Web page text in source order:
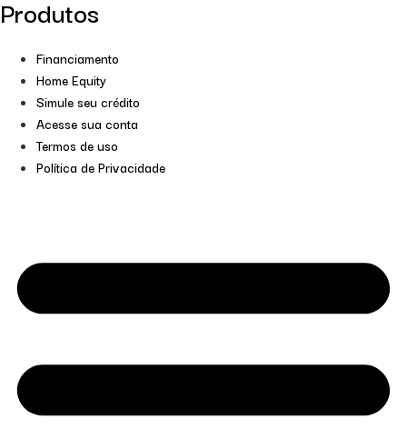
Produtos
Financiamento
Home Equity
Simule seu crédito
Acesse sua conta
Termos de uso
Política de Privacidade